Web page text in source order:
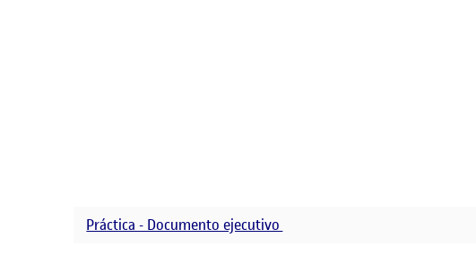
Práctica - Documento ejecutivo